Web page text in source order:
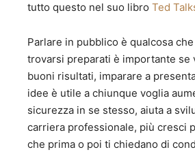
tutto questo nel suo libro Ted
Parlare in pubblico è qualcosa
trovarsi preparati è importante se
buoni risultati, imparare a
idee è utile a chiunque voglia
sicurezza in se stesso, aiuta a
carriera professionale, più cresci
che prima o poi ti chiedano di